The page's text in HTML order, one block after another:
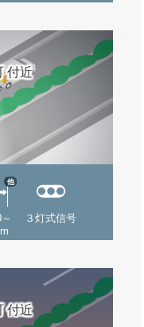
付近
他
３灯式信号
付近